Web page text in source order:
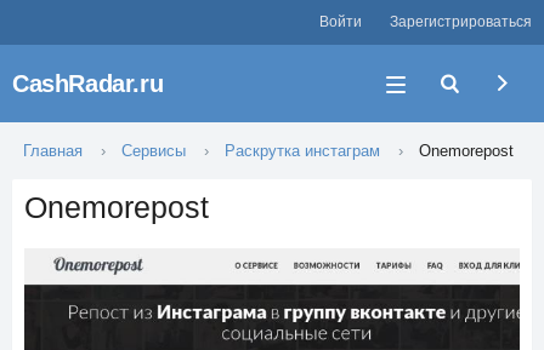
Войти Зарегистрироваться
CashRadar.ru
Главная Сервисы Раскрутка инстаграм Onemorepost
Onemorepost